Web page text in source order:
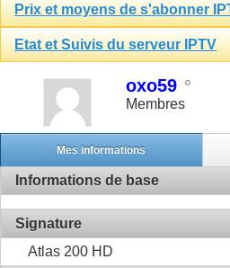
Prix et moyens de s'abonner
Etat et Suivis du serveur IPTV
oxo59
Membres
Mes informations
Informations de base
Signature
Atlas 200 HD